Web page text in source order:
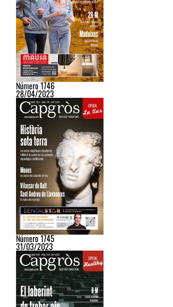
Número 1746
28/04/2023
Número 1745
31/03/2023